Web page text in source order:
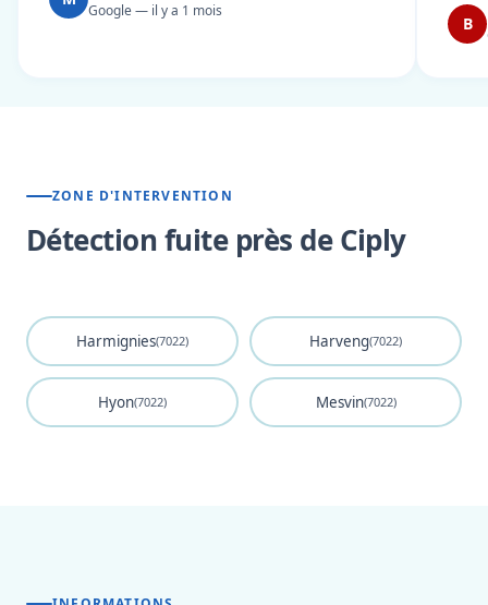
Google — il y a 1 mois
B
ZONE D'INTERVENTION
Détection fuite près de Ciply
Harmignies(7022) Harveng(7022)
Hyon(7022) Mesvin(7022)